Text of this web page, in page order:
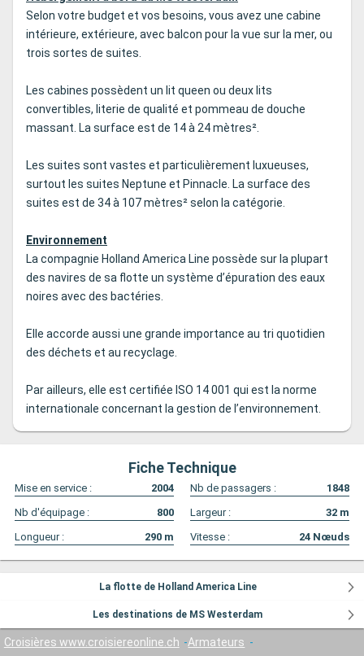
Selon votre budget et vos besoins, vous avez une cabine
intérieure, extérieure, avec balcon pour la vue sur la mer, ou
trois sortes de suites.
Les cabines possèdent un lit queen ou deux lits
convertibles, literie de qualité et pommeau de douche
massant. La surface est de 14 à 24 mètres².
Les suites sont vastes et particulièrement luxueuses,
surtout les suites Neptune et Pinnacle. La surface des
suites est de 34 à 107 mètres² selon la catégorie.
Environnement
La compagnie Holland America Line possède sur la plupart
des navires de sa flotte un système d’épuration des eaux
noires avec des bactéries.
Elle accorde aussi une grande importance au tri quotidien
des déchets et au recyclage.
Par ailleurs, elle est certifiée ISO 14 001 qui est la norme
internationale concernant la gestion de l’environnement.
Fiche Technique
Mise en service : 2004 Nb de passagers :
1848
Nb d'équipage :
800 Largeur : 32 m
Longueur :
290 m Vitesse : 24 Nœuds
La flotte de Holland America Line
Les destinations de MS Westerdam
Croisières www.croisiereonline.ch
Armateurs